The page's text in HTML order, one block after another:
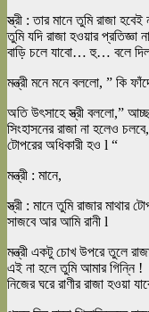
স্ত্রী : তার মানে তুমি রাজা
তুমি যদি রাজা হওয়ার
বাড়ি চলে যাবো… হু… বলে
মন্ত্রী মনে মনে বললো, ” কি
অতি উৎসাহে স্ত্রী বললো,”
সিংহাসনের রাজা না হলেও
টোপরের অধিকারী হও l “
মন্ত্রী : মানে,
স্ত্রী : মানে তুমি রাজার মাথার
সাজবে আর আমি রানী l
মন্ত্রী একটু চোখ উপরে তুলে
এই না হলে তুমি আমার গিন্নি !
নিজের ঘরে রাণীর রাজা হওয়া